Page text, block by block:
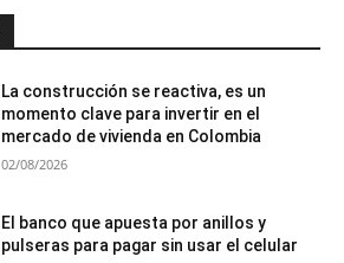
La construcción se reactiva, es un
momento clave para invertir en el
mercado de vivienda en Colombia
02/08/2026
El banco que apuesta por anillos y
pulseras para pagar sin usar el celular